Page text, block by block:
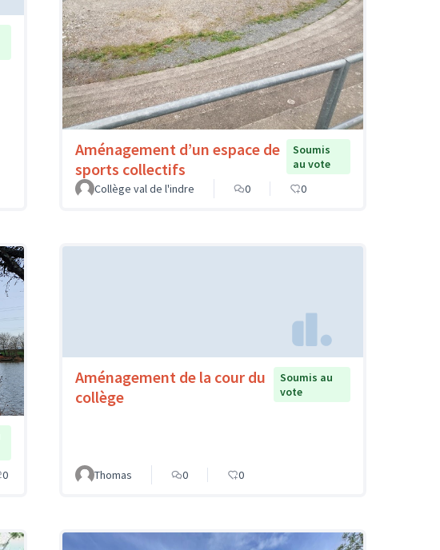
Aménagement d’un espace de
sports collectifs
Soumis
au vote
Collège val de l'indre
0 0
0
Aménagement de la cour du
collège
Soumis au
vote
Thomas 0 0